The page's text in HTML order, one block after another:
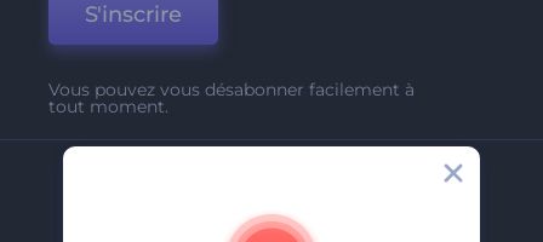
S'inscrire
Vous pouvez vous désabonner facilement à
tout moment.
A Propos De Nous